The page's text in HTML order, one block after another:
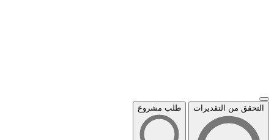
التحقق من التقديرات طلب مشروع